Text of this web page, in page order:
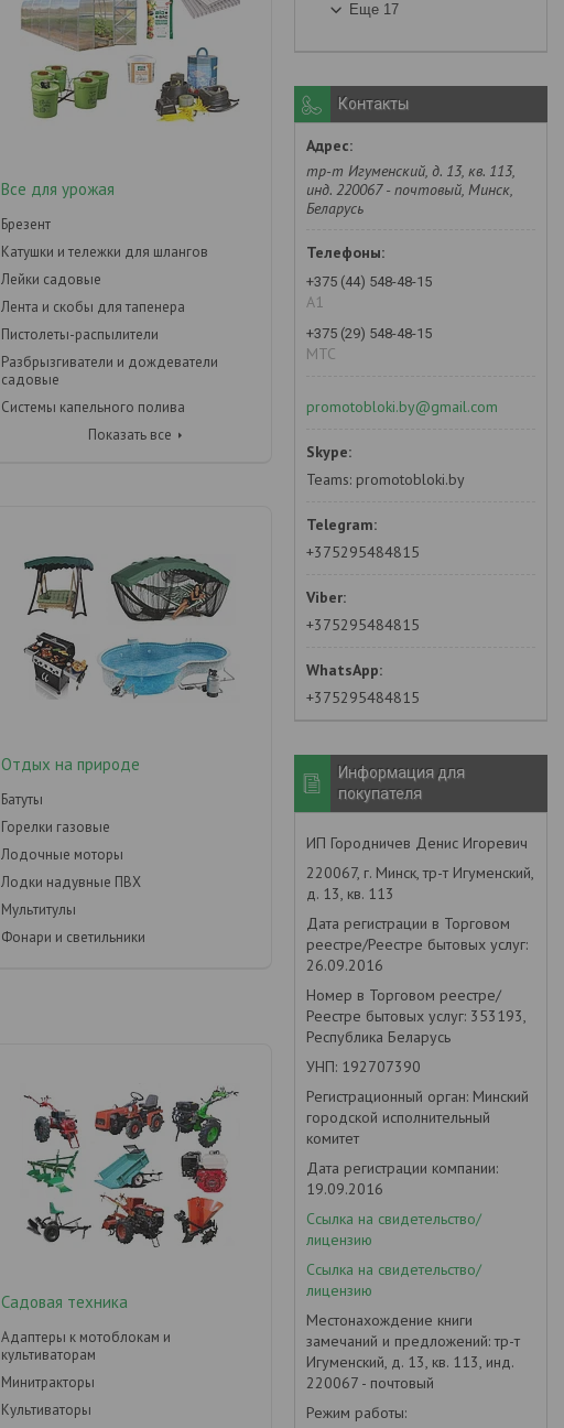
Все для урожая
Брезент
Катушки и тележки для шлангов
Лейки садовые
Лента и скобы для тапенера
Пистолеты-распылители
Разбрызгиватели и дождеватели
садовые
Системы капельного полива
Показать все
Отдых на природе
Батуты
Горелки газовые
Лодочные моторы
Лодки надувные ПВХ
Мультитулы
Фонари и светильники
Садовая техника
Адаптеры к мотоблокам и
культиваторам
Минитракторы
Культиваторы
Еще 17
Контакты
тр-т Игуменский, д. 13, кв. 113,
инд. 220067 - почтовый, Минск,
Беларусь
+375 (44) 548-48-15
А1
+375 (29) 548-48-15
MTC
promotobloki.by@gmail.com
Teams: promotobloki.by
+375295484815
+375295484815
+375295484815
Информация для
покупателя
ИП Городничев Денис Игоревич
220067, г. Минск, тр-т Игуменский,
д. 13, кв. 113
Дата регистрации в Торговом
реестре/Реестре бытовых услуг:
26.09.2016
Номер в Торговом реестре/
Реестре бытовых услуг: 353193,
Республика Беларусь
УНП: 192707390
Регистрационный орган: Минский
городской исполнительный
комитет
Дата регистрации компании:
19.09.2016
Ссылка на свидетельство/
лицензию
Ссылка на свидетельство/
лицензию
Местонахождение книги
замечаний и предложений: тр-т
Игуменский, д. 13, кв. 113, инд.
220067 - почтовый
Режим работы: